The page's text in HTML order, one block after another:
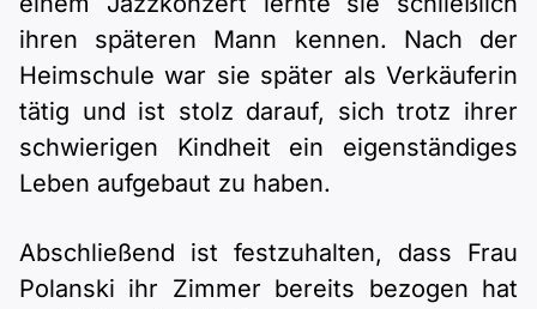
ihren späteren Mann kennen. Nach der
Heimschule war sie später als Verkäuferin
tätig und ist stolz darauf, sich trotz ihrer
schwierigen Kindheit ein eigenständiges
Leben aufgebaut zu haben.
Abschließend ist festzuhalten, dass Frau
Polanski ihr Zimmer bereits bezogen hat